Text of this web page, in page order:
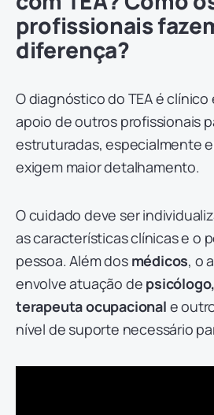
profissionais
diferença?
O diagnóstico do TEA é
apoio de outros profissionais
estruturadas, especialmente
exigem maior detalhamento.
O cuidado deve ser
as características clínicas e o
pessoa. Além dos médicos, o
envolve atuação de
terapeuta ocupacional e
nível de suporte necessário